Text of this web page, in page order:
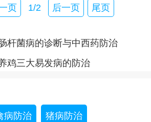
页 1/2 后一页 尾页
杆菌病的诊断与中西药防治
鸡三大易发病的防治
病防治 猪病防治